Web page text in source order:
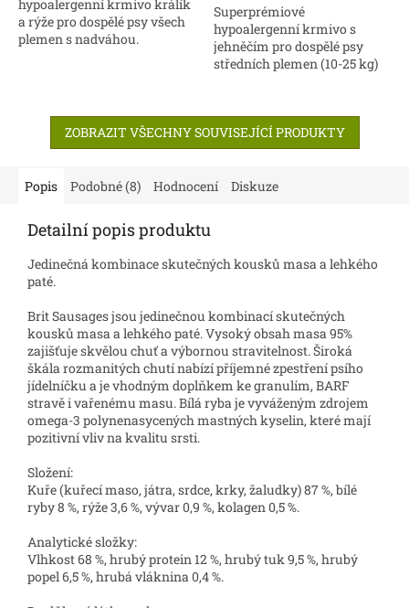
hypoalergenní krmivo králík
a rýže pro dospělé psy všech
plemen s nadváhou.
Superprémiové
hypoalergenní krmivo s
jehněčím pro dospělé psy
středních plemen (10-25 kg)
ZOBRAZIT VŠECHNY SOUVISEJÍCÍ PRODUKTY
Popis Podobné (8) Hodnocení Diskuze
Detailní popis produktu
Jedinečná kombinace skutečných kousků masa a lehkého
paté.
Brit Sausages jsou jedinečnou kombinací skutečných
kousků masa a lehkého paté. Vysoký obsah masa 95%
zajišťuje skvělou chuť a výbornou stravitelnost. Široká
škála rozmanitých chutí nabízí příjemné zpestření psího
jídelníčku a je vhodným doplňkem ke granulím, BARF
stravě i vařenému masu.Bílá ryba je vyváženým zdrojem
omega-3 polynenasycených mastných kyselin, které mají
pozitivní vliv na kvalitu srsti.
Složení:
Kuře (kuřecí maso, játra, srdce, krky, žaludky) 87 %, bílé
ryby 8 %, rýže 3,6 %, vývar 0,9 %, kolagen 0,5 %.
Analytické složky:
Vlhkost 68 %, hrubý protein 12 %, hrubý tuk 9,5 %, hrubý
popel 6,5 %, hrubá vláknina 0,4 %.